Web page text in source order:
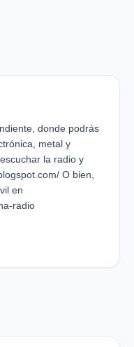
donde podrás
metal y
la radio y
O bien,
en
radio